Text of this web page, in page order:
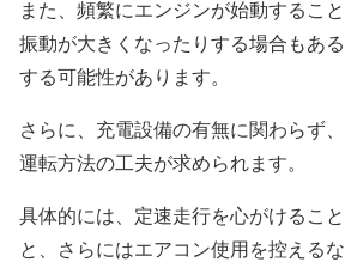
また、頻繁にエンジンが始動するこ
振動が大きくなったりする場合もあ
する可能性があります。
さらに、充電設備の有無に関わらず
運転方法の工夫が求められます。
具体的には、定速走行を心がけるこ
と、さらにはエアコン使用を控える